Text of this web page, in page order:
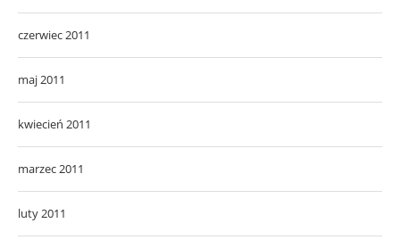
czerwiec 2011
maj 2011
kwiecień 2011
marzec 2011
luty 2011